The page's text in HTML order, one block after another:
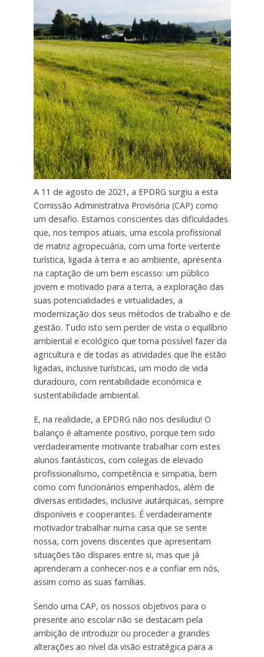
A 11 de agosto de 2021, a EPDRG surgiu a esta
Comissão Administrativa Provisória (CAP) como
um desafio. Estamos conscientes das dificuldades
que, nos tempos atuais, uma escola profissional
de matriz agropecuária, com uma forte vertente
turística, ligada à terra e ao ambiente, apresenta
na captação de um bem escasso: um público
jovem e motivado para a terra, a exploração das
suas potencialidades e virtualidades, a
modernização dos seus métodos de trabalho e de
gestão. Tudo isto sem perder de vista o equilíbrio
ambiental e ecológico que torna possível fazer da
agricultura e de todas as atividades que lhe estão
ligadas, inclusive turísticas, um modo de vida
duradouro, com rentabilidade económica e
sustentabilidade ambiental.
E, na realidade, a EPDRG não nos desiludiu! O
balanço é altamente positivo, porque tem sido
verdadeiramente motivante trabalhar com estes
alunos fantásticos, com colegas de elevado
profissionalismo, competência e simpatia, bem
como com funcionários empenhados, além de
diversas entidades, inclusive autárquicas, sempre
disponíveis e cooperantes. É verdadeiramente
motivador trabalhar numa casa que se sente
nossa, com jovens discentes que apresentam
situações tão díspares entre si, mas que já
aprenderam a conhecer-nos e a confiar em nós,
assim como as suas famílias.
Sendo uma CAP, os nossos objetivos para o
presente ano escolar não se destacam pela
ambição de introduzir ou proceder a grandes
alterações ao nível da visão estratégica para a